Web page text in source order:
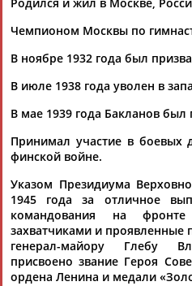
ТАБЛО АКТИВНОСТИ
ЦЕЛИ ПРОЕКТА
Вопросы сотрудничества и совместной
© Стадион, 1998-2026
Разработка и поддержка ООО НАИТ
Адресов в новостной рассылке: 996
Подпишись
Чемпионом Москвы по
В ноябре 1932 года был
В июле 1938 года уволен в
В мае 1939 года Бакланов
Принимал участие в боевых
финской войне.
Указом Президиума
1945 года за отличное
командования на
захватчиками и проявленные
генерал-майору Глебу
присвоено звание Героя
ордена Ленина и медали